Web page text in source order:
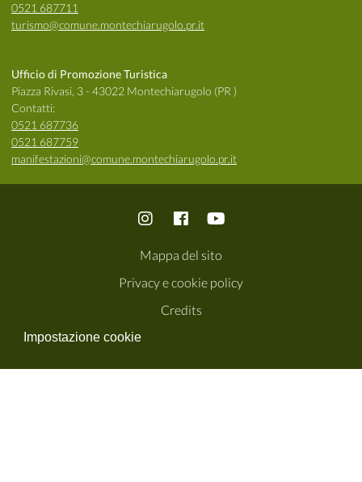
0521 687711
turismo@comune.montechiarugolo.pr.it
Ufficio di Promozione Turistica
Piazza Rivasi, 3 - 43022 Montechiarugolo (PR )
Contatti:
0521 687736
0521 687759
manifestazioni@comune.montechiarugolo.pr.it
Mappa del sito
Privacy e cookie policy
Credits
Impostazione cookie